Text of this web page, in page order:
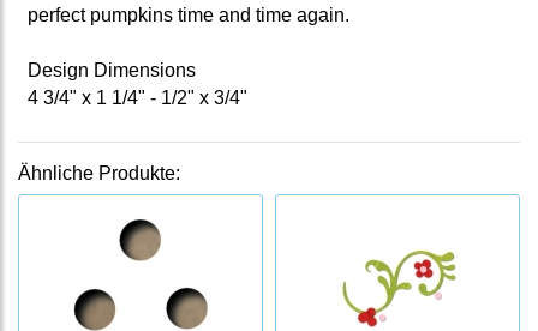
perfect pumpkins time and time again.
Design Dimensions
4 3/4" x 1 1/4" - 1/2" x 3/4"
Ähnliche Produkte: